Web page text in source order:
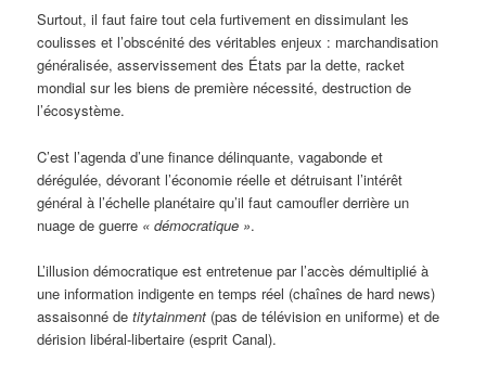
Surtout, il faut faire tout cela furtivement en dissimulant les
coulisses et l’obscénité des véritables enjeux : marchandisation
généralisée, asservissement des États par la dette, racket
mondial sur les biens de première nécessité, destruction de
l’écosystème.
C’est l’agenda d’une finance délinquante, vagabonde et
dérégulée, dévorant l’économie réelle et détruisant l’intérêt
général à l’échelle planétaire qu’il faut camoufler derrière un
nuage de guerre « démocratique ».
L’illusion démocratique est entretenue par l’accès démultiplié à
une information indigente en temps réel (chaînes de hard news)
assaisonné detitytainment (pas de télévision en uniforme) et de
dérision libéral-libertaire (esprit Canal).